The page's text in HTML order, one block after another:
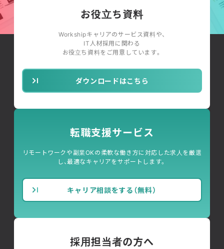
お役立ち資料
Workshipキャリアのサービス資料や、
IT人材採用に関わる
お役立ち資料をご用意しています。
ダウンロードはこちら
転職支援サービス
リモートワークや副業OKの柔軟な働き方に対応した求人を厳選
し、最適なキャリアをサポートします。
キャリア相談をする（無料）
採用担当者の方へ